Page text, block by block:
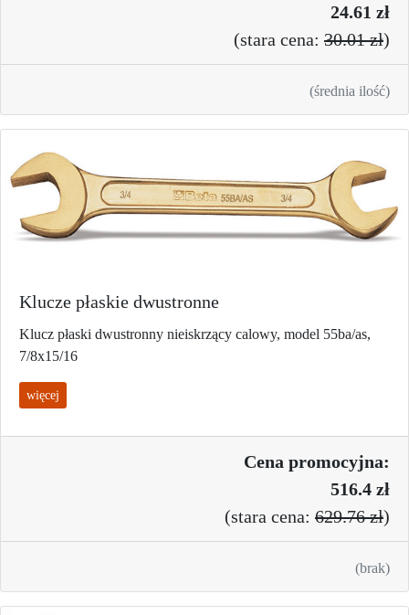
24.61 zł
(stara cena: 30.01 zł)
(średnia ilość)
Klucze płaskie dwustronne
Klucz płaski dwustronny nieiskrzący calowy, model 55ba/as,
7/8x15/16
więcej
Cena promocyjna:
516.4 zł
(stara cena: 629.76 zł)
(brak)